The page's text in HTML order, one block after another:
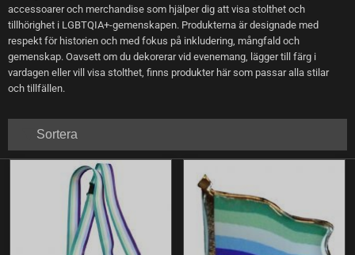
accessoarer och merchandise som hjälper dig att visa stolthet och
tillhörighet i LGBTQIA+-gemenskapen. Produkterna är designade med
respekt för historien och med fokus på inkludering, mångfald och
gemenskap. Oavsett om du dekorerar vid evenemang, lägger till färg i
vardagen eller vill visa stolthet, finns produkter här som passar alla stilar
och tillfällen.
Sortera